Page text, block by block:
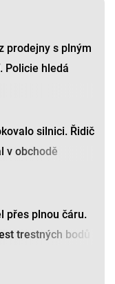
prodejny s plným
Policie hledá
silnici. Řidič
v obchodě
přes plnou čáru.
trestných bodů